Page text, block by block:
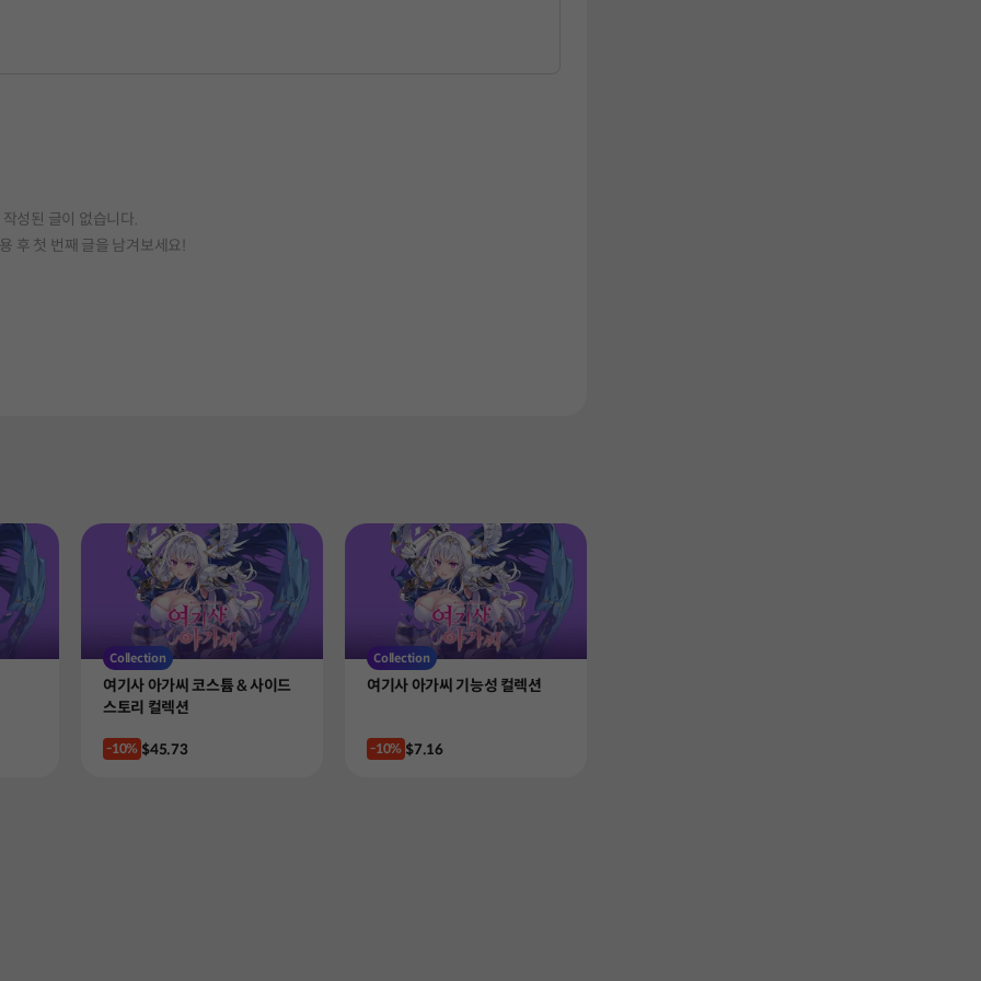
작성된 글이 없습니다.
후 첫 번째 글을 남겨보세요!
Collection
Product
여기사 아가씨 코스튬 & 사이드
스토리 컬렉션
-10% Price
$45.73
Collection
Product
여기사 아가씨 기능성 컬렉션
-10% Price
$7.16